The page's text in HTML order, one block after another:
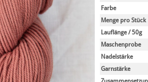
Farbe
Menge pro Stück
Lauflänge / 50g
Maschenprobe
Nadelstärke
Garnstärke